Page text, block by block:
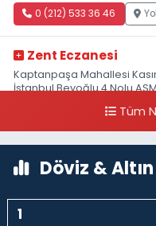
0 (212) 533 36 46
Zent Eczanesi
Kaptanpaşa Mahallesi
İstanbul Beyoğlu 4 Nolu ASM
0 (212) 297 96 92 Tüm
Döviz &